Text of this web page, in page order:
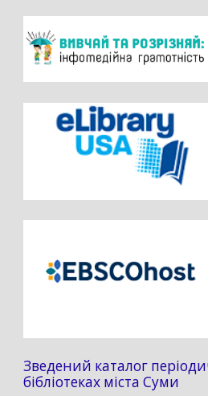
Зведений каталог
бібліотеках міста Суми